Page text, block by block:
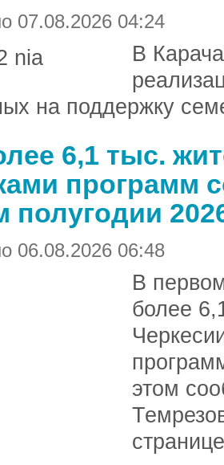
07.08.2026 04:24
В
на поддержку
6,1 тыс.
программ
полугодии
06.08.2026 06:48
В
более
этом